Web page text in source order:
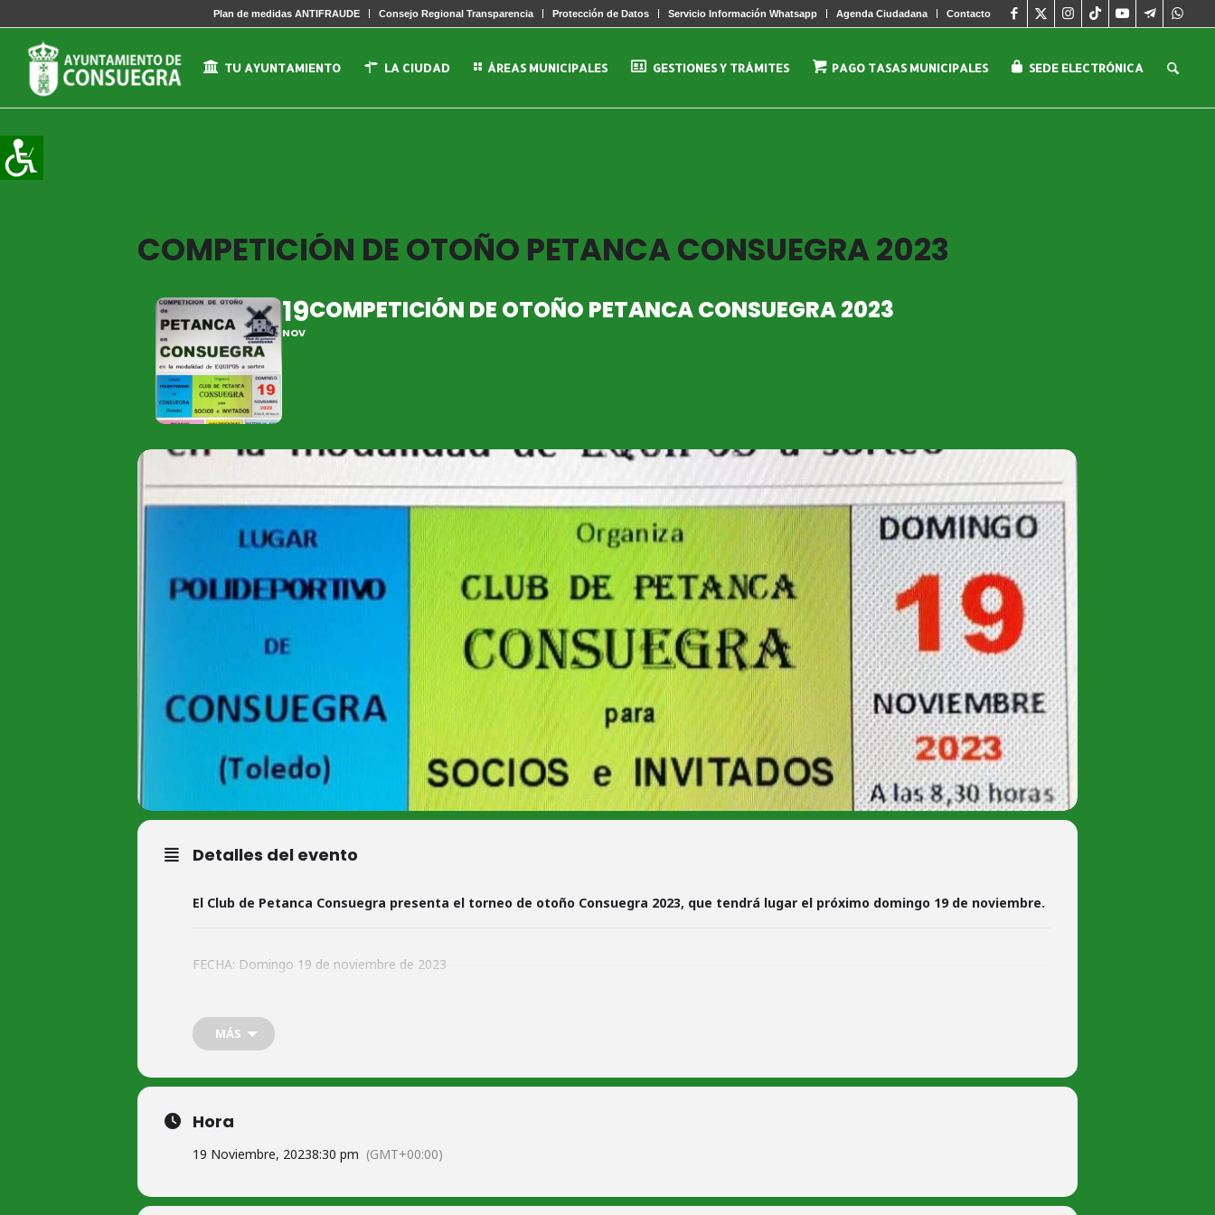
Plan de medidas ANTIFRAUDE Consejo Regional Transparencia Protección de Datos Servicio Información Whatsapp Agenda Ciudadana Contacto
TU AYUNTAMIENTO LA CIUDAD ÁREAS MUNICIPALES GESTIONES Y TRÁMITES PAGO TASAS MUNICIPALES SEDE ELECTRÓNICA
COMPETICIÓN DE OTOÑO PETANCA CONSUEGRA 2023
19
NOV
COMPETICIÓN DE OTOÑO PETANCA CONSUEGRA 2023
Detalles del evento
El Club de Petanca Consuegra presenta el torneo de otoño Consuegra 2023, que tendrá lugar el próximo domingo 19 de noviembre.
FECHA: Domingo 19 de noviembre de 2023
INSCRIPCIONES hasta las 8:45 ghoras en las pistas del Polideportivo.
MODALIDAD: Equipos por sorteo.
SISTEMA: Directa y consolación.
CONTACTO E INFORMACIÓN: 640 794 323 / 656 650 132
PREMIOS CLASIFICACIÓN DIRECTA
MÁS
Hora
19 Noviembre, 20238:30 pm (GMT+00:00)